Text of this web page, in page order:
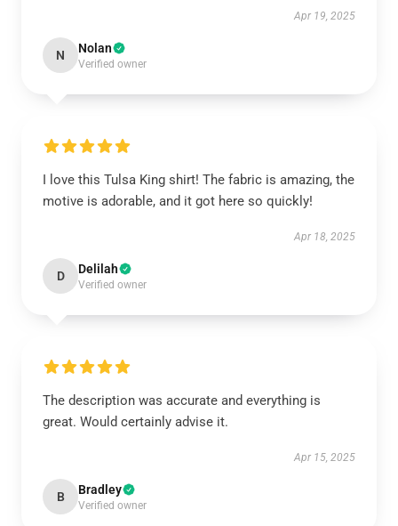
Apr 19, 2025
N Nolan
Verified owner
I love this Tulsa King shirt! The fabric is amazing, the
motive is adorable, and it got here so quickly!
Apr 18, 2025
D Delilah
Verified owner
The description was accurate and everything is
great. Would certainly advise it.
Apr 15, 2025
B Bradley
Verified owner